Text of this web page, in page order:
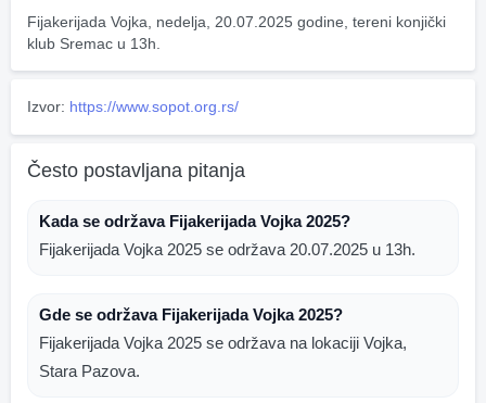
Fijakerijada Vojka, nedelja, 20.07.2025 godine, tereni konjički
klub Sremac u 13h.
Izvor: https://www.sopot.org.rs/
Često postavljana pitanja
Kada se održava Fijakerijada Vojka 2025?
Fijakerijada Vojka 2025 se održava 20.07.2025 u 13h.
Gde se održava Fijakerijada Vojka 2025?
Fijakerijada Vojka 2025 se održava na lokaciji Vojka,
Stara Pazova.